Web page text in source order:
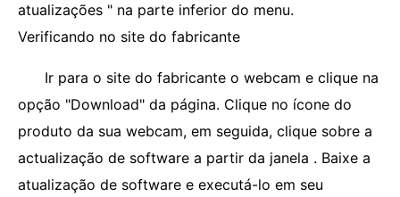
atualizações " na parte inferior do menu.
Verificando no site do fabricante
Ir para o site do fabricante o webcam e clique na
opção "Download" da página. Clique no ícone do
produto da sua webcam, em seguida, clique sobre a
actualização de software a partir da janela . Baixe a
atualização de software e executá-lo em seu